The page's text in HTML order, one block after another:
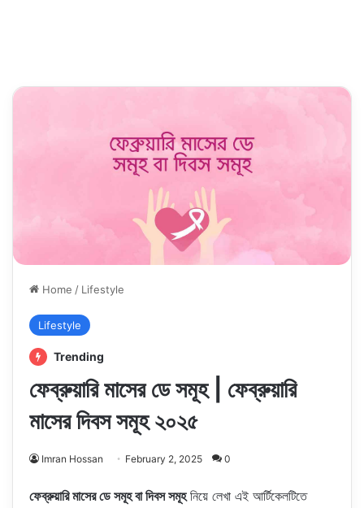
Home / Lifestyle
Lifestyle
Trending
ফেব্রুয়ারি মাসের ডে সমূহ | ফেব্রুয়ারি
মাসের দিবস সমূহ ২০২৫
Imran Hossan February 2, 2025 0
ফেব্রুয়ারি মাসের ডে সমূহ বা দিবস সমূহনিয়ে লেখা এই আর্টিকেলটিতে